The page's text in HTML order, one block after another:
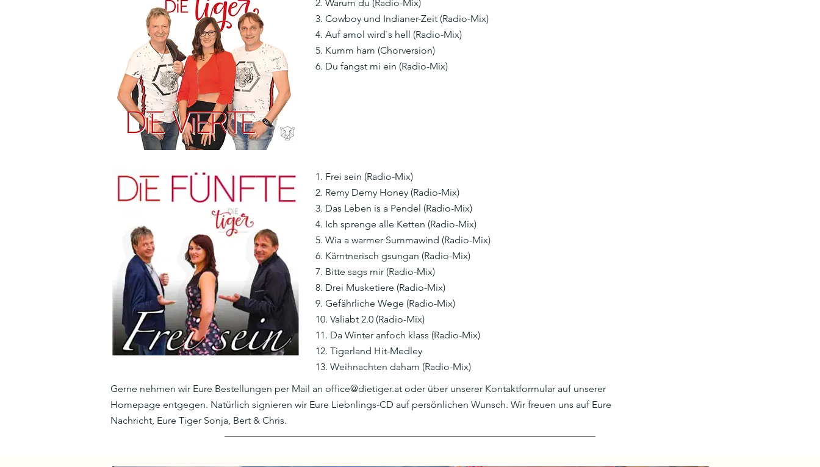
2. Warum du (Radio-Mix)
3. Cowboy und Indianer-Zeit (Radio-Mix)
4. Auf amol wird`s hell (Radio-Mix)
5. Kumm ham (Chorversion)
6. Du fangst mi ein (Radio-Mix)
1. Frei sein (Radio-Mix)
2. Remy Demy Honey (Radio-Mix)
3. Das Leben is a Pendel (Radio-Mix)
4. Ich sprenge alle Ketten (Radio-Mix)
5. Wia a warmer Summawind (Radio-Mix)
6. Kärntnerisch gsungan (Radio-Mix)
7. Bitte sags mir (Radio-Mix)
8. Drei Musketiere (Radio-Mix)
9. Gefährliche Wege (Radio-Mix)
10. Valiabt 2.0 (Radio-Mix)
11. Da Winter anfoch klass (Radio-Mix)
12. Tigerland Hit-Medley
13. Weihnachten daham (Radio-Mix)
Gerne nehmen wir Eure Bestellungen per Mail an office@dietiger.at oder über unserer Kontaktformular auf unserer
Homepage entgegen. Natürlich signieren wir Eure Liebnlings-CD auf persönlichen Wunsch. Wir freuen uns auf Eure
Nachricht, Eure Tiger Sonja, Bert & Chris.